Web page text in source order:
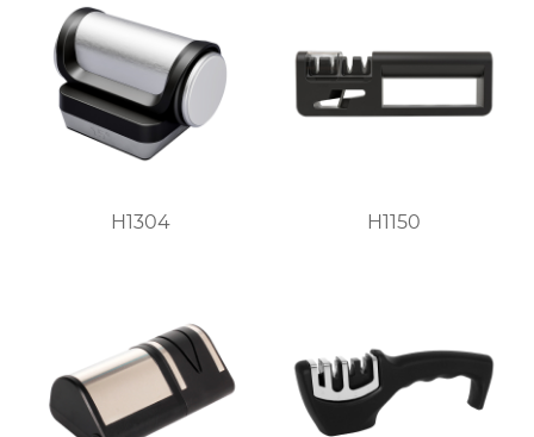
H1304 H1150